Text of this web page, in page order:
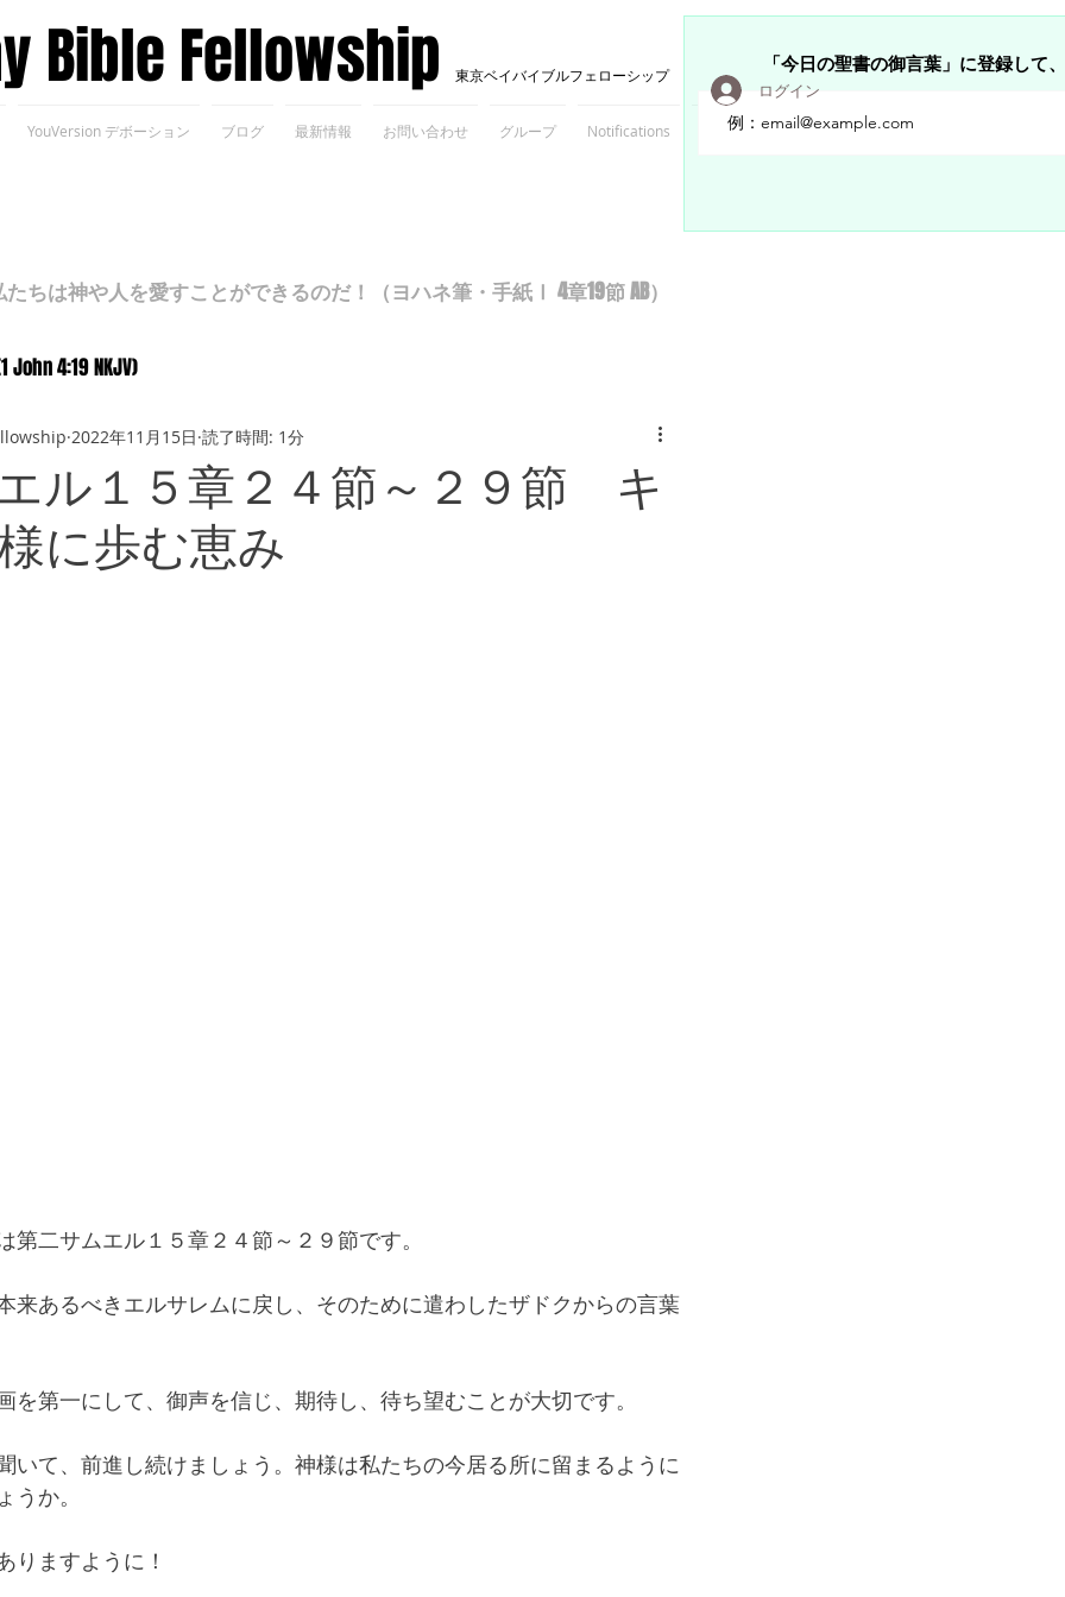
Bible Fellowship 東京ベイバイブルフェローシップ
YouVersion デボーション ブログ 最新情報 お問い合わせ グループ Notifications Members
「今日の聖書の御言葉」に登録して
ログイン
ちは神や人を愛すことができるのだ！（ヨハネ筆・手紙Ⅰ 4章19節 AB）
John 4:19 NKJV)
ル１５章２４節～２９節 キ
に歩む恵み
2022年11月15日 読了時間: 1分
第二サムエル１５章２４節～２９節です。
来あるべきエルサレムに戻し、そのために遣わしたザドクからの言葉
を第一にして、御声を信じ、期待し、待ち望むことが大切です。
いて、前進し続けましょう。神様は私たちの今居る所に留まるように
か。
りますように！